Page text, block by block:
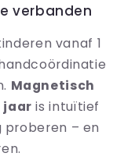
verbanden
vanaf 1
Magnetisch
jaar is intuïtief
– en